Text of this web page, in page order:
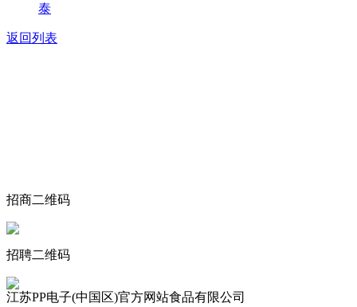
泰
返回列表
招商二维码
招聘二维码
江苏PP电子(中国区)官方网站食品有限公司